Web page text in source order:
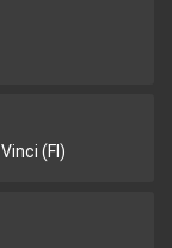
(FI)